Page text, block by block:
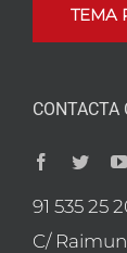
TEMA
CONTACTA
91 535 25
C/